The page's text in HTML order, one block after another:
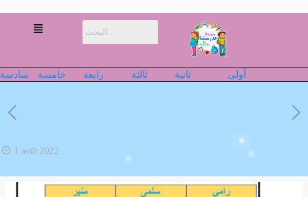
أولى ثانية ثالثة رابعة خامسة سادسة
1 août 2022